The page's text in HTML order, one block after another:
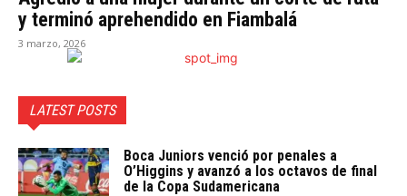
y terminó aprehendido en Fiambalá
3 marzo, 2026
LATEST POSTS
Boca Juniors venció por penales a
O’Higgins y avanzó a los octavos de final
de la Copa Sudamericana